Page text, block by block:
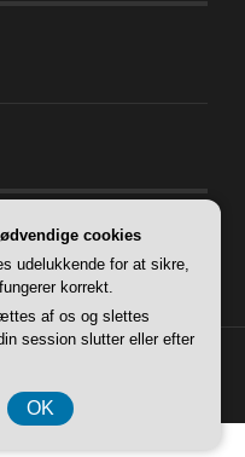
37 40 77 39
cookies
udelukkende for at sikre,
korrekt.
af os og slettes
session slutter eller efter
OK